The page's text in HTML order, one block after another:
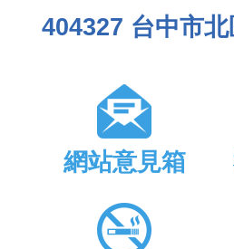
404327 台中市
網站意見箱